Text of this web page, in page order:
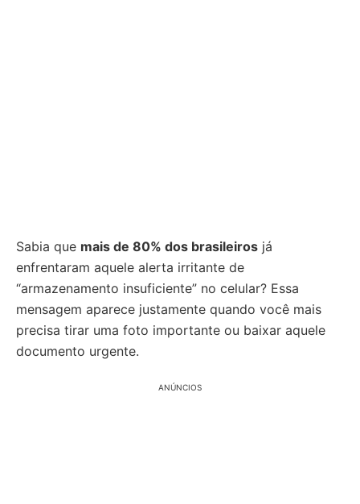
Sabia que mais de 80% dos brasileiros já
enfrentaram aquele alerta irritante de
“armazenamento insuficiente” no celular? Essa
mensagem aparece justamente quando você mais
precisa tirar uma foto importante ou baixar aquele
documento urgente.
ANÚNCIOS